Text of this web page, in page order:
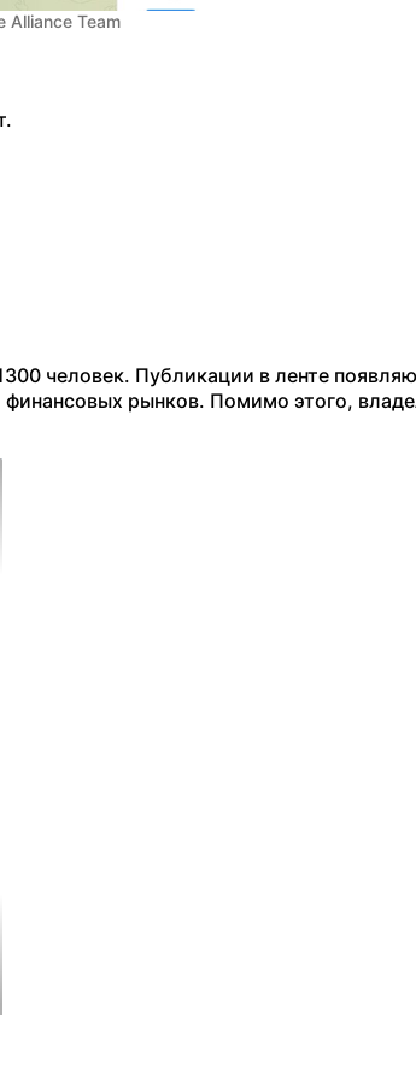
Alliance Team
человек. Публикации в ленте
финансовых рынков. Помимо этого,